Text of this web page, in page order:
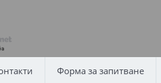
Форма за запитване